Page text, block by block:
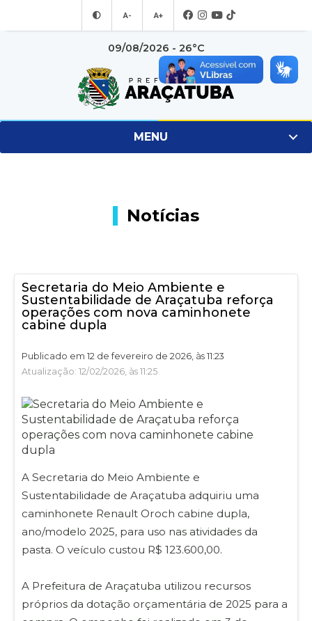
A- A+
09/08/2026 - 26°C
MENU
Notícias
Secretaria do Meio Ambiente e
Sustentabilidade de Araçatuba reforça
operações com nova caminhonete
cabine dupla
Publicado em 12 de fevereiro de 2026, às 11:23
Atualização: 12/02/2026, às 11:25
A Secretaria do Meio Ambiente e
Sustentabilidade de Araçatuba adquiriu uma
caminhonete Renault Oroch cabine dupla,
ano/modelo 2025, para uso nas atividades da
pasta. O veículo custou R$ 123.600,00.
A Prefeitura de Araçatuba utilizou recursos
próprios da dotação orçamentária de 2025 para a